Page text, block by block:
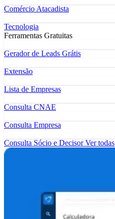
Comércio Atacadista
Tecnologia
Ferramentas Gratuitas
Gerador de Leads Grátis
Extensão
Lista de Empresas
Consulta CNAE
Consulta Empresa
Consulta Sócio e DecisorVer todas